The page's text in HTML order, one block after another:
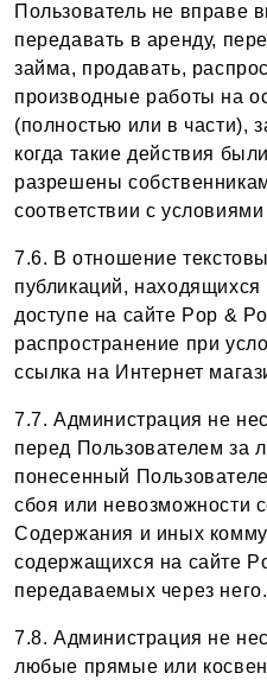
Пользователь не вправе
передавать в аренду,
займа, продавать,
производные работы на
(полностью или в части),
когда такие действия
разрешены
соответствии с
7.6. В отношение
публикаций,
доступе на сайте Pop &
распространение при
ссылка на Интернет
7.7. Администрация не
перед Пользователем за
понесенный
сбоя или невозможности
Содержания и иных
содержащихся на сайте
передаваемых через него.
7.8. Администрация не
любые прямые или